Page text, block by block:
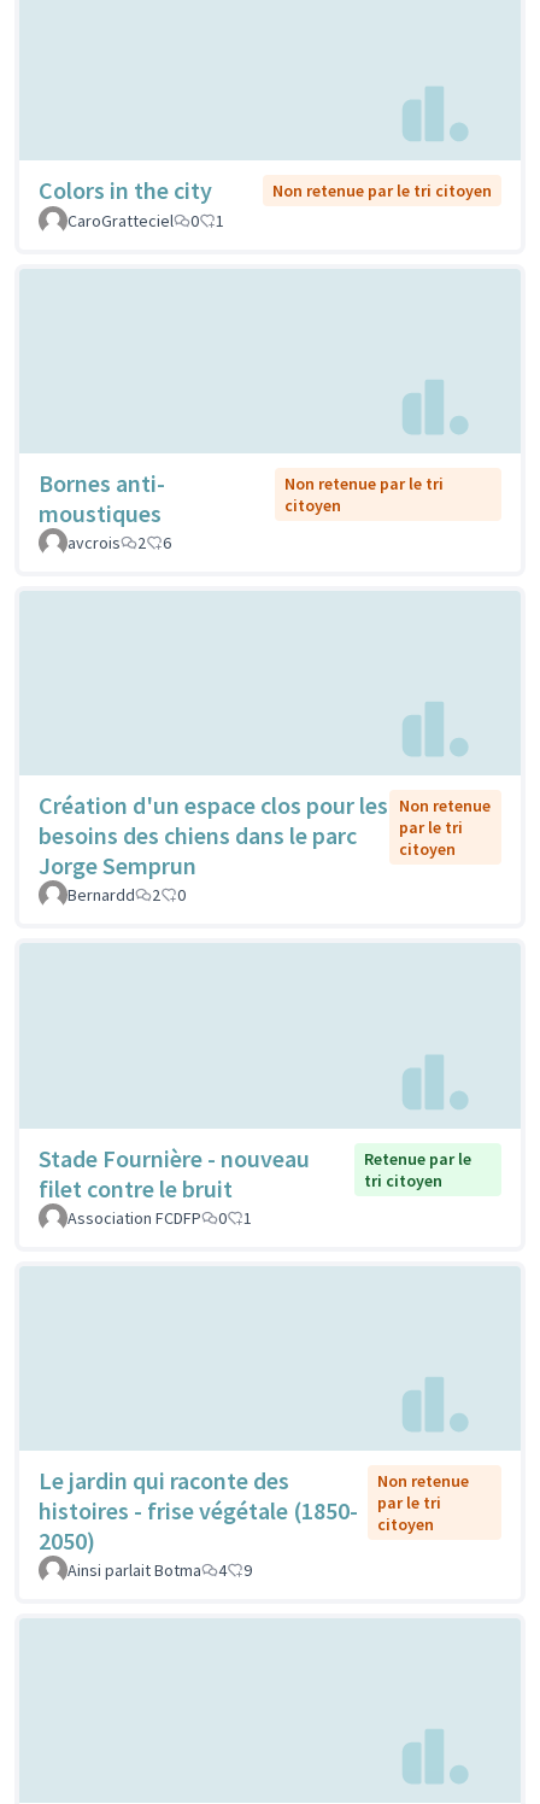
Colors in the city
Non retenue par le tri citoyen
CaroGratteciel
0 1
Bornes anti-
moustiques
Non retenue par le tri
citoyen
avcrois
2 6
Création d'un espace clos pour les
besoins des chiens dans le parc
Jorge Semprun
Non retenue
par le tri
citoyen
Bernardd 2 0
Stade Fournière - nouveau
filet contre le bruit
Retenue par le
tri citoyen
Association FCDFP
0 1
Le jardin qui raconte des
histoires - frise végétale (1850-
2050)
Non retenue
par le tri
citoyen
Ainsi parlait Botma 4 9